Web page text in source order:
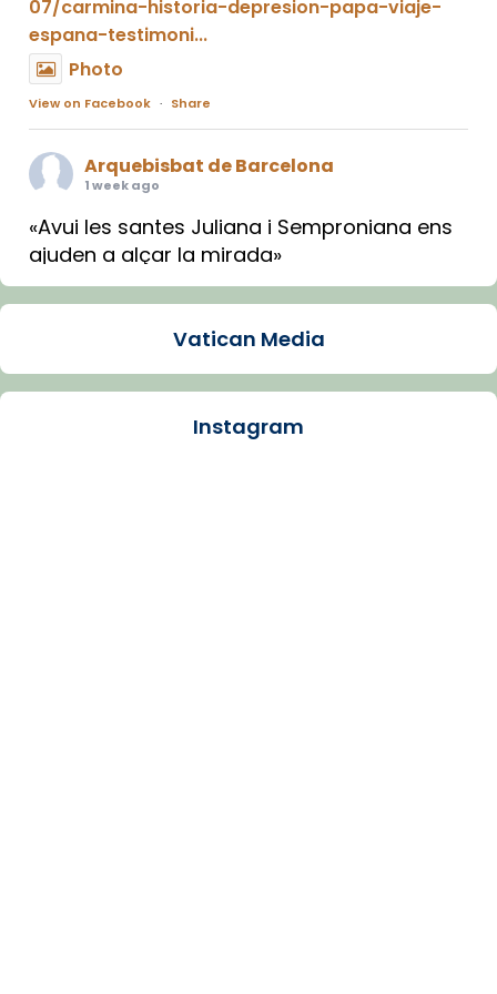
07/carmina-historia-depresion-papa-viaje-
espana-testimoni...
Photo
View on Facebook · Share
Arquebisbat de Barcelona
1 week ago
«Avui les santes Juliana i Semproniana ens
ajuden a alçar la mirada»
Mons. Sergi Gordo, bisbe de Tortosa, ha
Santes de Mataró.
🔗tinyurl.com/cvu5jmbk
Vatican Media
Instagram